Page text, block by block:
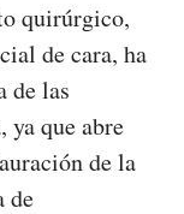
quirúrgico,
de cara, ha
de las
ya que abre
de la
de